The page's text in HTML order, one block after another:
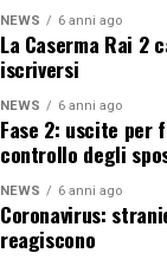
NEWS 6 anni ago
La Caserma Rai 2
iscriversi
NEWS 6 anni ago
Fase 2: uscite per
controllo degli
NEWS 6 anni ago
Coronavirus:
reagiscono